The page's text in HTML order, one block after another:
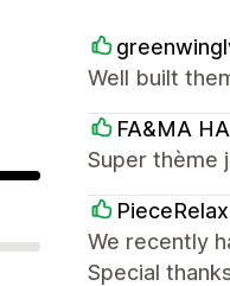
Well built
FA&MA
Super thème
PieceRelax
We recently
Special